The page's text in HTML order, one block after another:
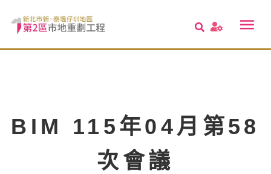
BIM 115年04月第58
次會議